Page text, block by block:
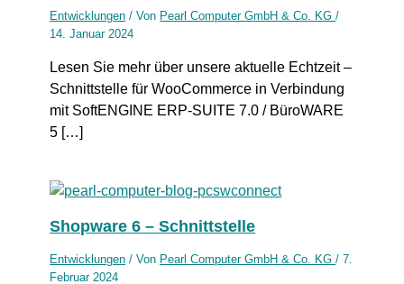
Entwicklungen / Von Pearl Computer GmbH & Co. KG/
14. Januar 2024
Lesen Sie mehr über unsere aktuelle Echtzeit –
Schnittstelle für WooCommerce in Verbindung
mit SoftENGINE ERP-SUITE 7.0 / BüroWARE
5 […]
Shopware 6 – Schnittstelle
Entwicklungen / Von Pearl Computer GmbH & Co. KG/7.
Februar 2024